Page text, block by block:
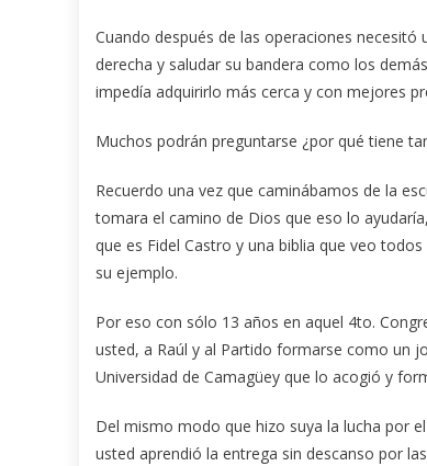
Cuando después de las operaciones
derecha y saludar su bandera como los
impedía adquirirlo más cerca y con mejores
Muchos podrán preguntarse ¿por qué tiene
Recuerdo una vez que caminábamos de la
tomara el camino de Dios que eso lo
que es Fidel Castro y una biblia que veo
su ejemplo.
Por eso con sólo 13 años en aquel 4to.
usted, a Raúl y al Partido formarse como un
Universidad de Camagüey que lo acogió y
Del mismo modo que hizo suya la lucha por
usted aprendió la entrega sin descanso por